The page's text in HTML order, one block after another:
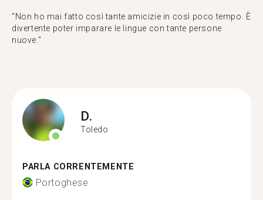
"Non ho mai fatto così tante amicizie in così poco tempo. È
divertente poter imparare le lingue con tante persone
nuove."
D.
Toledo
PARLA CORRENTEMENTE
Portoghese